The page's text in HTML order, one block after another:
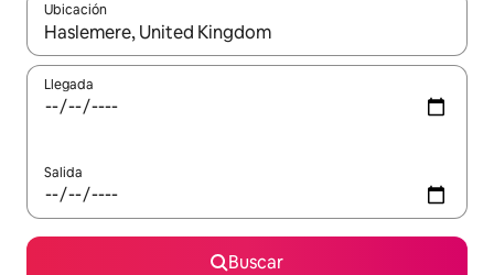
Ubicación
Cuando los resultados estén disponibles, podrás navegar
Llegada
Salida
Buscar